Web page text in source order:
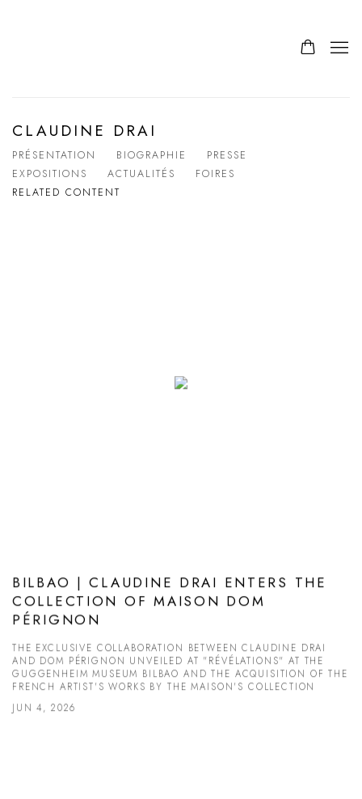
CLAUDINE DRAI
PRÉSENTATION BIOGRAPHIE
PRESSE
EXPOSITIONS
ACTUALITÉS
FOIRES
RELATED CONTENT
BILBAO | CLAUDINE DRAI ENTERS THE
COLLECTION OF MAISON DOM
PÉRIGNON
THE EXCLUSIVE COLLABORATION BETWEEN CLAUDINE DRAI
AND DOM PÉRIGNON UNVEILED AT "RÉVÉLATIONS" AT THE
GUGGENHEIM MUSEUM BILBAO AND THE ACQUISITION OF THE
FRENCH ARTIST'S WORKS BY THE MAISON'S COLLECTION
JUN 4, 2026